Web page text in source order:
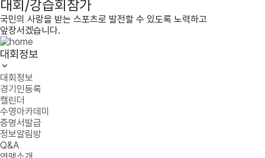
대회/강습회참가
국민의 사랑을 받는 스포츠로 발전할 수 있도록 노력하고
앞장서겠습니다.
대회정보
대회정보
경기인등록
캘린더
수영아카데미
증명서발급
정보알림방
Q&A